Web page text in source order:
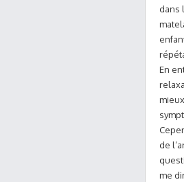
dans
En
de
me